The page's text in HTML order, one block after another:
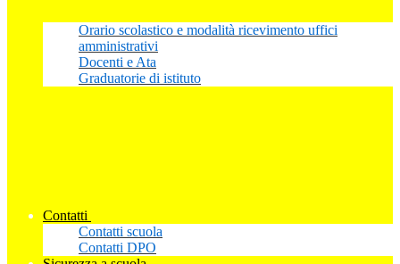
Orario scolastico e modalità ricevimento uffici
amministrativi
Docenti e Ata
Graduatorie di istituto
Contatti
Contatti scuola
Contatti DPO